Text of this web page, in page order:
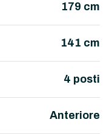
179 cm
141 cm
4 posti
Anteriore